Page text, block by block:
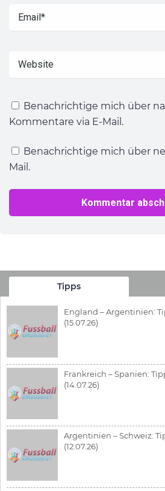
Benachrichtige mich über
Kommentare via E-Mail.
Benachrichtige mich über
Mail.
Tipps
England – Argentinien:
(15.07.26)
Frankreich – Spanien:
(14.07.26)
Argentinien – Schweiz:
(12.07.26)